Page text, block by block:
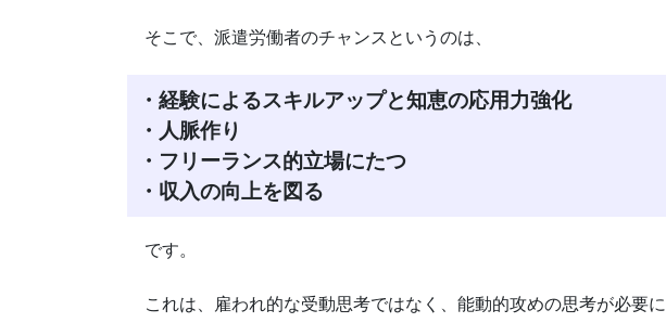
そこで、派遣労働者のチャンスというのは、
・経験によるスキルアップと知恵の応用力強化
・人脈作り
・フリーランス的立場にたつ
・収入の向上を図る
です。
これは、雇われ的な受動思考ではなく、能動的攻めの思考が必要に